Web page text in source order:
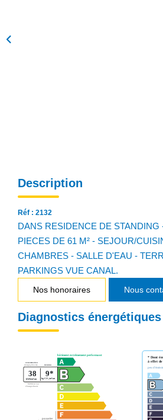
Description
Réf : 2132
DANS RESIDENCE DE STANDING
PIECES DE 61 M² - SEJOUR/
CHAMBRES - SALLE D'EAU -
PARKINGS VUE CANAL.
Nos honoraires Nous
Diagnostics énergétiques